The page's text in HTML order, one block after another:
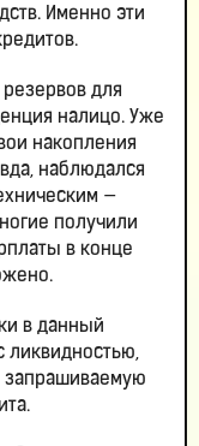
Именно эти
для
налицо. Уже
накопления
наблюдался
—
получили
в конце
в данный
ликвидностью,
запрашиваемую